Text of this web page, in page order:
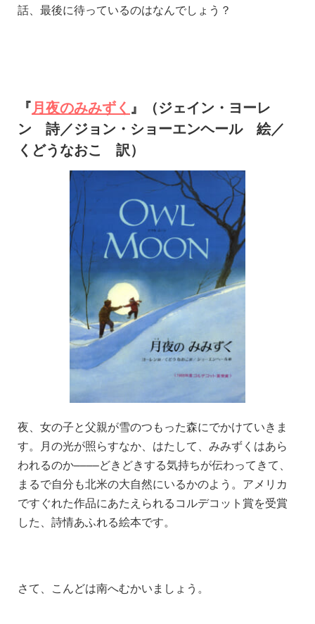
話、最後に待っているのはなんでしょう？
『月夜のみみずく 』（ジェイン・ヨーレ
ン 詩／ジョン・ショーエンヘール 絵／
くどうなおこ 訳）
夜、女の子と父親が雪のつもった森にでかけていきま
す。月の光が照らすなか、はたして、みみずくはあら
われるのか––––どきどきする気持ちが伝わってきて、
まるで自分も北米の大自然にいるかのよう。アメリカ
ですぐれた作品にあたえられるコルデコット賞を受賞
した、詩情あふれる絵本です。
さて、こんどは南へむかいましょう。